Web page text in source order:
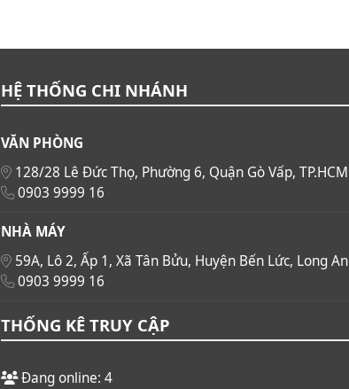
HỆ THỐNG CHI NHÁNH
VĂN PHÒNG
128/28 Lê Đức Thọ, Phường 6, Quận Gò Vấp, TP.HCM
0903 9999 16
NHÀ MÁY
59A, Lô 2, Ấp 1, Xã Tân Bửu, Huyện Bến Lức, Long An
0903 9999 16
THỐNG KÊ TRUY CẬP
Đang online: 4